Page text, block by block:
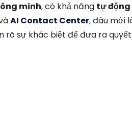
minh, có khả năng tự
AI Contact Center, đâu mới
rõ sự khác biệt để đưa ra